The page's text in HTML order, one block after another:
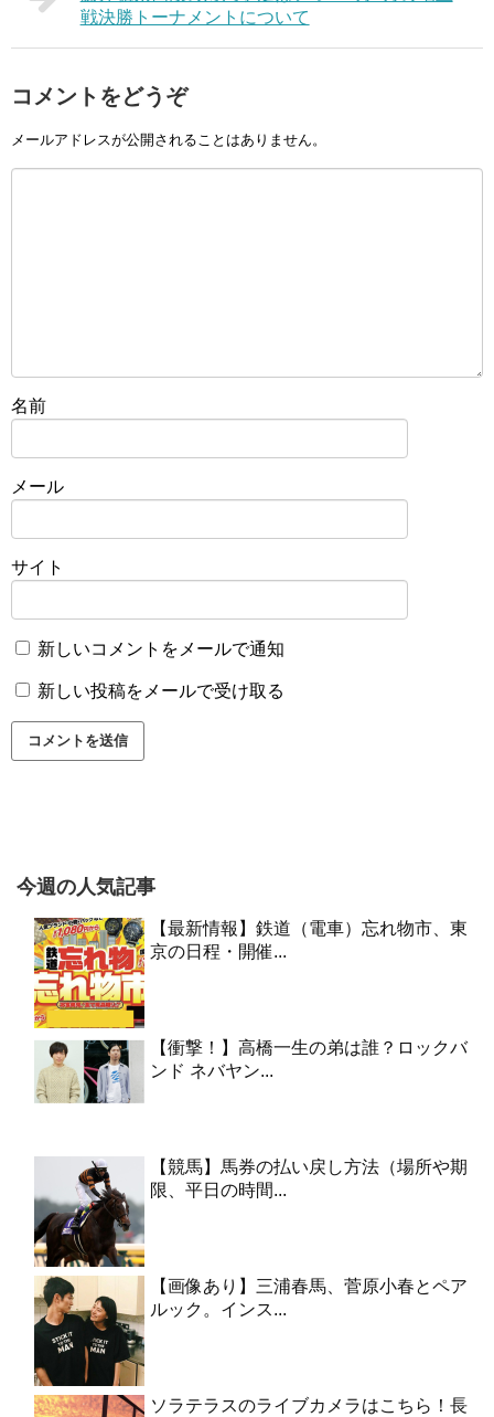
戦決勝トーナメントについて
コメントをどうぞ
メールアドレスが公開されることはありません。
名前
メール
サイト
新しいコメントをメールで通知
新しい投稿をメールで受け取る
今週の人気記事
【最新情報】鉄道（電車）忘れ物市、東
京の日程・開催...
【衝撃！】高橋一生の弟は誰？ロックバ
ンド ネバヤン...
【競馬】馬券の払い戻し方法（場所や期
限、平日の時間...
【画像あり】三浦春馬、菅原小春とペア
ルック。インス...
ソラテラスのライブカメラはこちら！長